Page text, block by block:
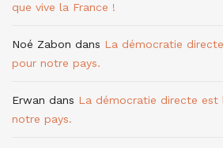
que vive la France !
Noé Zabon dans La démocratie
pour notre pays.
Erwan dans La démocratie directe est
notre pays.